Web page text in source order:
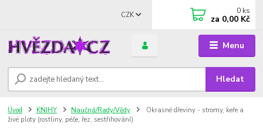
Menu
CZK
Hledat
0 ks
za 0,00 Kč
Úvod KNIHY Naučná/Rady/Vědy
Okrasné dřeviny - stromy, keře a
živé ploty (rostliny, péče, řez, sestřihování)